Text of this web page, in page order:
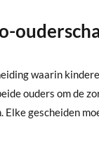
waarin
ouders om de
gescheiden